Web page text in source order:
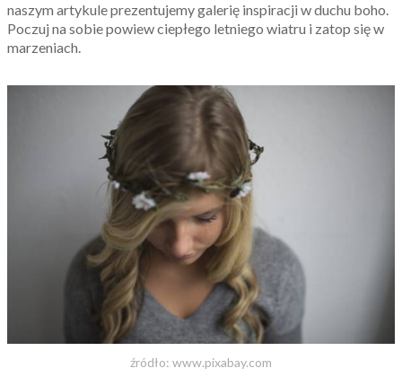
naszym artykule prezentujemy galerię inspiracji w duchu boho.
Poczuj na sobie powiew ciepłego letniego wiatru i zatop się w
marzeniach.
źródło: www.pixabay.com